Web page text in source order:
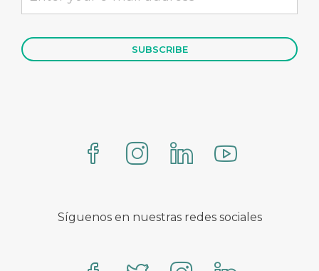
Síguenos en nuestras redes sociales